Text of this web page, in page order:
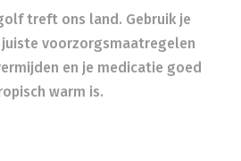
treft ons land. Gebruik je
juiste voorzorgsmaatregelen
en je medicatie goed
warm is.